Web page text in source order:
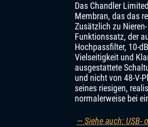
Das Chandler
Membran, das das
Zusätzlich zu
Funktionssatz, der
Hochpassfilter, 10-
Vielseitigkeit und
ausgestattete
und nicht von 48-V-
seines riesigen,
normalerweise bei
— Siehe auch: USB-